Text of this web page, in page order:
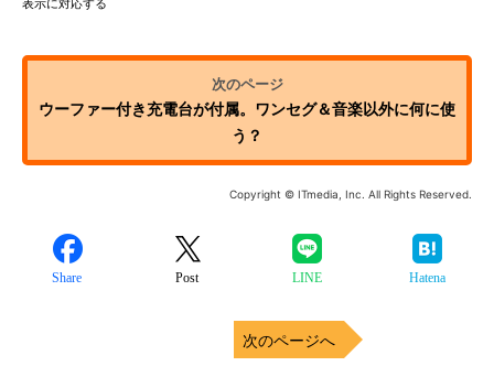
表示に対応する
ウーファー付き充電台が付属。ワンセグ＆音楽以外に何に使
う？
Copyright © ITmedia, Inc. All Rights Reserved.
Share Post LINE Hatena
次のページへ